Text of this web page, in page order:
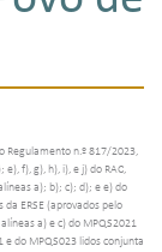
Regulamento n.º 817/2023,
e), f), g), h), i), e j) do RAC,
a); b); c); d); e e) do
da ERSE (aprovados pelo
a) e c) do MPQS2021
e do MPQS023 lidos conjunta